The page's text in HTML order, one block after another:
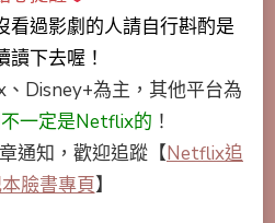
看過影劇的人請自行斟酌是
讀下去喔！
Disney+為主，其他平台為
一定是Netflix的 ！
通知，歡迎追蹤 【Netflix追
臉書專頁】